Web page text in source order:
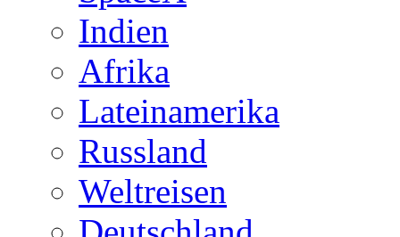
Indien
Afrika
Lateinamerika
Russland
Weltreisen